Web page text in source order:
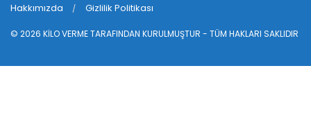
Hakkımızda Gizlilik Politikası
© 2026 KİLO VERMETARAFINDAN KURULMUŞTUR - TÜM HAKLARI SAKLIDIR